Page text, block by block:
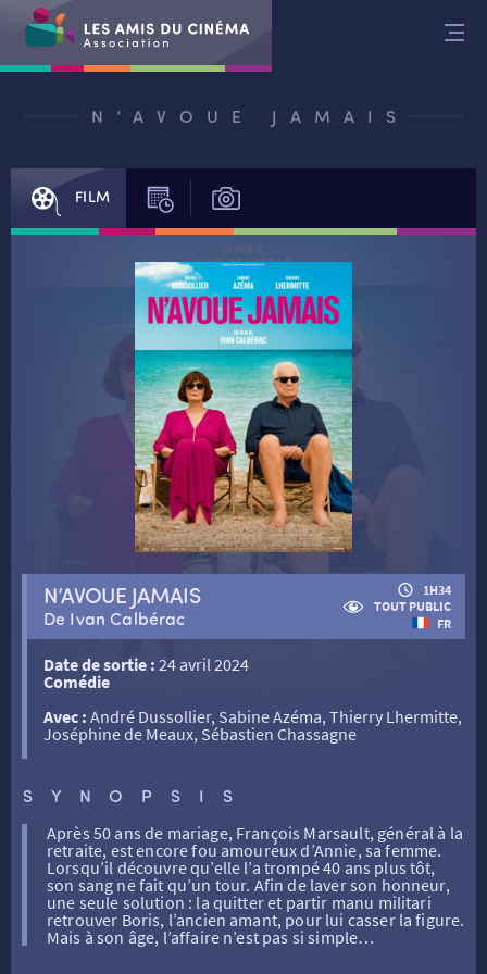
RETOUR
FILMS
SÉANCES SPÉCIALES
THÉ CINÉ
RÉTRO VISION
RETOUR
ATELIERS PRATIQUES
RETOUR
LA SÉLECTION DES AMIS DU CINÉMA & LES FILMS
LES DISPOSITIFS NATIONAUX
RETOUR
HISTORIQUE
RETOUR
TARIFS
NOS SALLES
N’AVOUE JAMAIS
FILM SÉANCES
N’AVOUE JAMAIS
De Ivan Calbérac
1H34
TOUT PUBLIC
FR
Date de sortie : 24 avril 2024
Comédie
Avec : André Dussollier, Sabine Azéma, Thierry Lhermitte,
Joséphine de Meaux, Sébastien Chassagne
SYNOPSIS
Après 50 ans de mariage, François Marsault, général à la
retraite, est encore fou amoureux d’Annie, sa femme.
Lorsqu’il découvre qu’elle l’a trompé 40 ans plus tôt,
son sang ne fait qu’un tour. Afin de laver son honneur,
une seule solution : la quitter et partir manu militari
retrouver Boris, l’ancien amant, pour lui casser la figure.
Mais à son âge, l’affaire n’est pas si simple…